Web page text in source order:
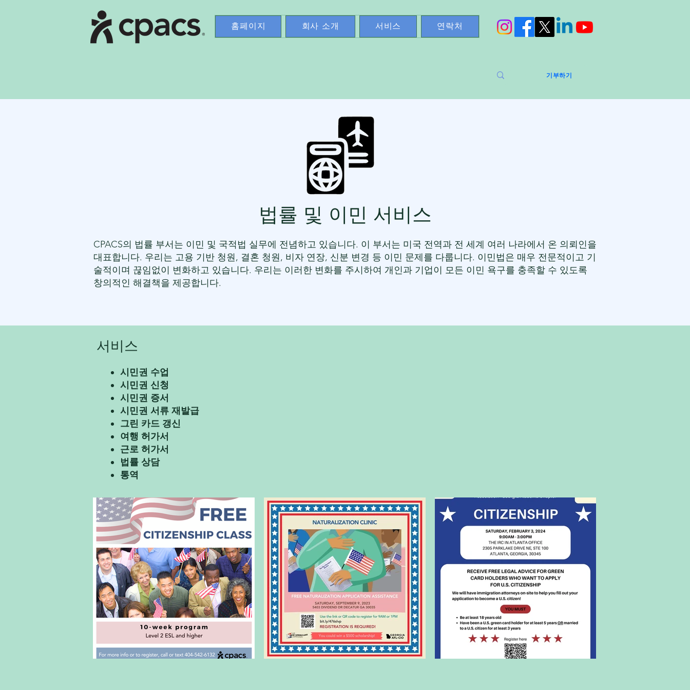
홈페이지 회사 소개 서비스 연락처
기부하기
법률 및 이민 서비스
CPACS의 법률 부서는 이민 및 국적법 실무에 전념하고 있습니다. 이 부서는 미국 전역과 전 세계 여러 나라에서 온 의뢰인을
대표합니다. 우리는 고용 기반 청원, 결혼 청원, 비자 연장, 신분 변경 등 이민 문제를 다룹니다. 이민법은 매우 전문적이고 기
술적이며 끊임없이 변화하고 있습니다. 우리는 이러한 변화를 주시하여 개인과 기업이 모든 이민 욕구를 충족할 수 있도록
창의적인 해결책을 제공합니다.
서비스
시민권 수업
시민권 신청
시민권 증서
시민권 서류 재발급
그린 카드 갱신
여행 허가서
근로 허가서
법률 상담
통역